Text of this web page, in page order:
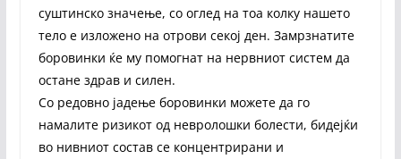
суштинско значење, со оглед на тоа колку нашето
тело е изложено на отрови секој ден. Замрзнатите
боровинки ќе му помогнат на нервниот систем да
остане здрав и силен.
Со редовно јадење боровинки можете да го
намалите ризикот од невролошки болести, бидејќи
во нивниот состав се концентрирани и